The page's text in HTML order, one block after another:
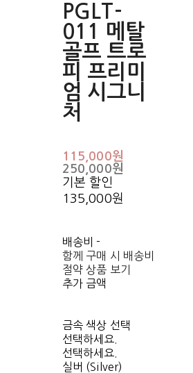
PGLT-
011 메탈
골프 트로
피 프리미
엄 시그니
처
115,000원
250,000원
기본 할인
135,000원
배송비-
함께 구매 시 배송비
절약 상품 보기
추가 금액
금속 색상 선택
선택하세요.
선택하세요.
실버 (Silver)